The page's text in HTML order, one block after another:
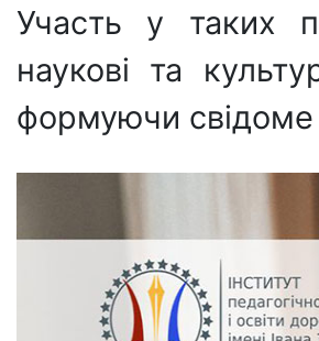
Участь у таких
наукові та
формуючи свідоме